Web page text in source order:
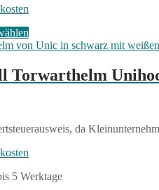
Produkt
Varianten
können
der
Produktseite
gewählt
Torwarthelm
da
5 Werktage